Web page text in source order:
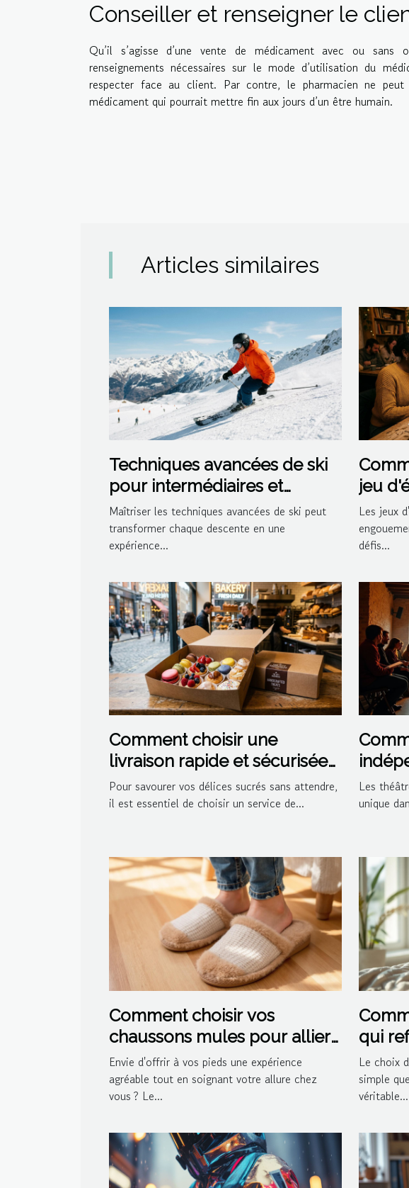
Conseiller et renseigner le
Qu’il s’agisse d’une vente de médicament avec ou
renseignements nécessaires sur le mode d’utilisation du
respecter face au client. Par contre, le pharmacien ne
médicament qui pourrait mettre fin aux jours d’un être humain.
Articles similaires
Techniques avancées de ski
pour intermédiaires et
experts
Maîtriser les techniques avancées de ski peut
transformer chaque descente en une
expérience...
jeu
pour
Les jeux
défis...
Comment choisir une
livraison rapide et sécurisée
pour vos délices sucrés ?
Pour savourer vos délices sucrés sans attendre,
il est essentiel de choisir un service de...
Les
unique
Comment choisir vos
chaussons mules pour allier
confort et style ?
Envie d'offrir à vos pieds une expérience
agréable tout en soignant votre allure chez
vous ? Le...
qui
Le choix
simple
véritable...